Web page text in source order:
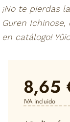
¡No te pierdas
Guren
en catálogo!
8,65
IVA incluido